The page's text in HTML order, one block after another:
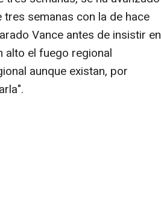
semanas con la de hace
Vance antes de insistir en
alto el fuego regional
aunque existan, por